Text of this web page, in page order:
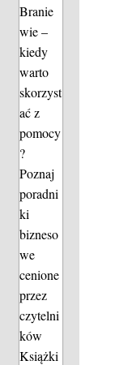
Branie
wie –
kiedy
warto
skorzyst
ać z
pomocy
?
Poznaj
poradni
ki
bizneso
we
cenione
przez
czytelni
ków
Książki